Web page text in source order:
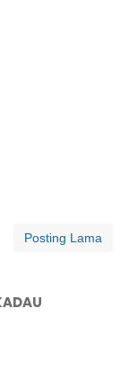
Posting Lama